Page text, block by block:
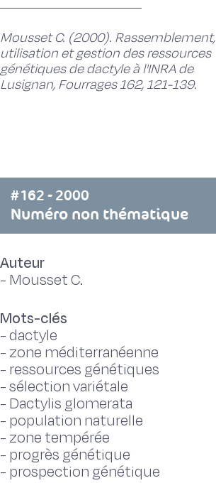
Mousset C. (2000). Rassemblement,
utilisation et gestion des ressources
génétiques de dactyle à l'INRA de
Lusignan, Fourrages 162, 121-139.
#162 - 2000
Numéro non thématique
Auteur
- Mousset C.
Mots-clés
-dactyle
- zone méditerranéenne
- ressources génétiques
-sélection variétale
- Dactylis glomerata
- population naturelle
- zone tempérée
- progrès génétique
- prospection génétique